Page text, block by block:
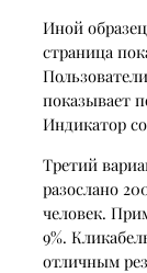
Иной
страница
показывает
Индикатор
Третий
разослано
человек.
9%.
отличным